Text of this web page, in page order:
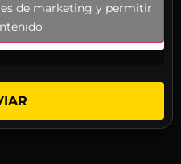
de marketing y permitir